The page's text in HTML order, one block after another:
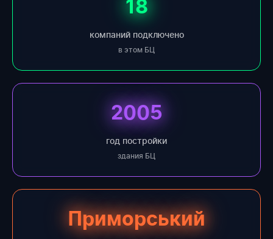
18
компаний подключено
в этом БЦ
2005
год постройки
здания БЦ
Приморський